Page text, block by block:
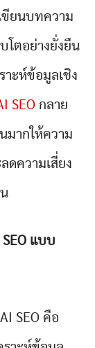
ขียนบทความ
โตอย่างยั่งยืน
าะห์ข้อมูลเชิง
SEO กลาย
มากให้ความ
ดความเสี่ยง
แบบ
SEO คือ